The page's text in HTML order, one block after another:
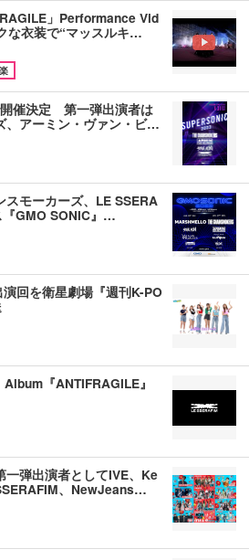
」Performance Vid
衣装で“マッスルキ…
開催決定 第一弾出演者は
、アーミン・ヴァン・ビ…
スモーカーズ、LE SSERA
GMO SONIC』…
回を衛星劇場『週刊K-PO
『ANTIFRAGILE』
一弾出演者としてIVE、Ke
、NewJeans…